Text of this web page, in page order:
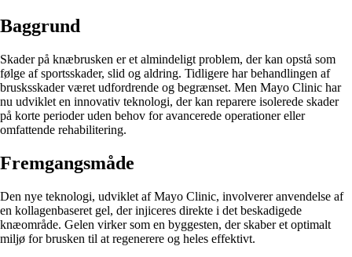
Baggrund
Skader på knæbrusken er et almindeligt problem, der kan opstå som
følge af sportsskader, slid og aldring. Tidligere har behandlingen af
brusksskader været udfordrende og begrænset. Men Mayo Clinic har
nu udviklet en innovativ teknologi, der kan reparere isolerede skader
på korte perioder uden behov for avancerede operationer eller
omfattende rehabilitering.
Fremgangsmåde
Den nye teknologi, udviklet af Mayo Clinic, involverer anvendelse af
en kollagenbaseret gel, der injiceres direkte i det beskadigede
knæområde. Gelen virker som en byggesten, der skaber et optimalt
miljø for brusken til at regenerere og heles effektivt.